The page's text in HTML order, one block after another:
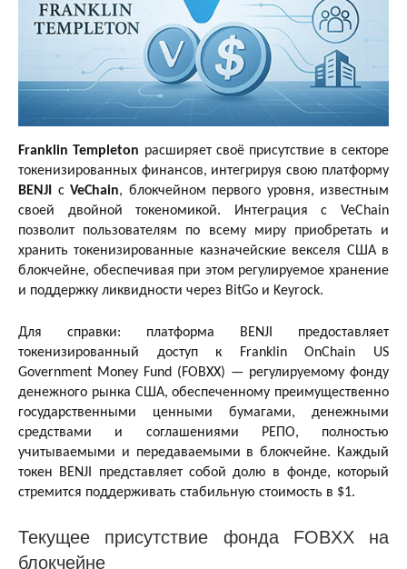
Franklin Templeton расширяет своё присутствие в секторе
токенизированных финансов, интегрируя свою платформу
BENJI
с VeChain, блокчейном первого уровня, известным
своей двойной токеномикой. Интеграция с VeChain
позволит пользователям по всему миру приобретать и
хранить токенизированные казначейские векселя США в
блокчейне, обеспечивая при этом регулируемое хранение
и поддержку ликвидности через BitGo и Keyrock.
Для справки: платформа BENJI предоставляет
токенизированный доступ к Franklin OnChain US
Government Money Fund (FOBXX) — регулируемому фонду
денежного рынка США, обеспеченному преимущественно
государственными ценными бумагами, денежными
средствами и соглашениями РЕПО, полностью
учитываемыми и передаваемыми в блокчейне. Каждый
токен BENJI представляет собой долю в фонде, который
стремится поддерживать стабильную стоимость в $1.
Текущее присутствие фонда FOBXX на
блокчейне